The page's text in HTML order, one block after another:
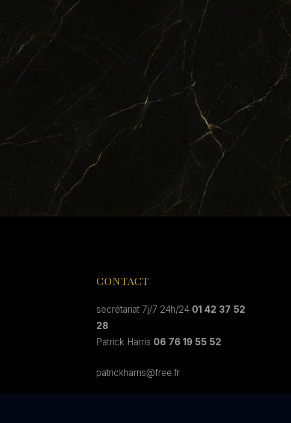
CONTACT
secrétariat 7j/7 24h/24 01 42 37 52
28
Patrick Harris 06 76 19 55 52
patrickharris@free.fr